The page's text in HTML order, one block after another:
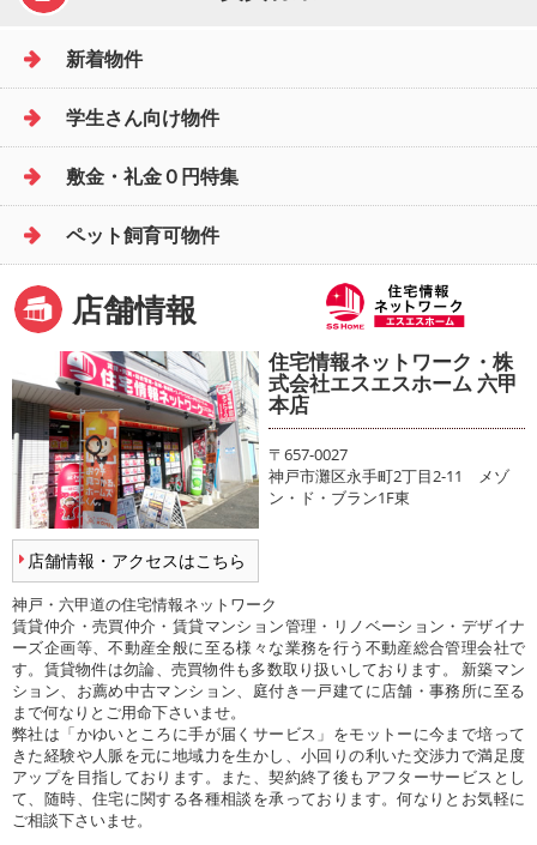
新着物件
学生さん向け物件
敷金・礼金０円特集
ペット飼育可物件
店舗情報
店舗情報・アクセスはこちら
住宅情報ネットワーク・株
式会社エスエスホーム 六甲
本店
〒657-0027
神戸市灘区永手町2丁目2-11 メゾ
ン・ド・ブラン1F東
神戸・六甲道の住宅情報ネットワーク
賃貸仲介・売買仲介・賃貸マンション管理・リノベーション・デザイナ
ーズ企画等、不動産全般に至る様々な業務を行う不動産総合管理会社で
す。賃貸物件は勿論、売買物件も多数取り扱いしております。 新築マン
ション、お薦め中古マンション、庭付き一戸建てに店舗・事務所に至る
まで何なりとご用命下さいませ。
弊社は「かゆいところに手が届くサービス」をモットーに今まで培って
きた経験や人脈を元に地域力を生かし、小回りの利いた交渉力で満足度
アップを目指しております。また、契約終了後もアフターサービスとし
て、随時、住宅に関する各種相談を承っております。何なりとお気軽に
ご相談下さいませ。